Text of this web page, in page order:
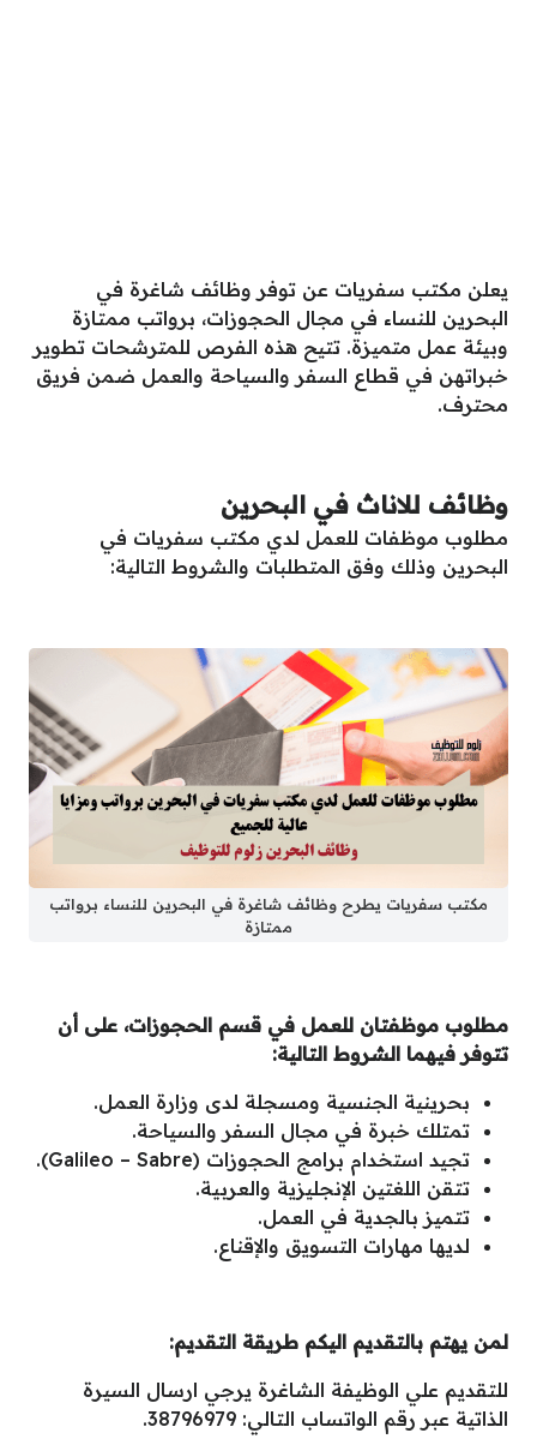
يعلن مكتب سفريات عن توفر وظائف شاغرة في
البحرين للنساء في مجال الحجوزات، برواتب ممتازة
وبيئة عمل متميزة. تتيح هذه الفرص للمترشحات تطوير
خبراتهن في قطاع السفر والسياحة والعمل ضمن فريق
محترف.
وظائف للاناث في البحرين
مطلوب موظفات للعمل لدي مكتب سفريات في
البحرين وذلك وفق المتطلبات والشروط التالية:
مكتب سفريات يطرح وظائف شاغرة في البحرين للنساء برواتب
ممتازة
مطلوب موظفتان للعمل في قسم الحجوزات، على أن
تتوفر فيهما الشروط التالية:
بحرينية الجنسية ومسجلة لدى وزارة العمل.
تمتلك خبرة في مجال السفر والسياحة.
تجيد استخدام برامج الحجوزات (Galileo – Sabre).
تتقن اللغتين الإنجليزية والعربية.
تتميز بالجدية في العمل.
لديها مهارات التسويق والإقناع.
لمن يهتم بالتقديم اليكم طريقة التقديم:
للتقديم علي الوظيفة الشاغرة يرجي ارسال السيرة
الذاتية عبر رقم الواتساب التالي: 38796979.